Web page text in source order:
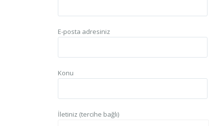
E-posta adresiniz
Konu
İletiniz (tercihe bağlı)